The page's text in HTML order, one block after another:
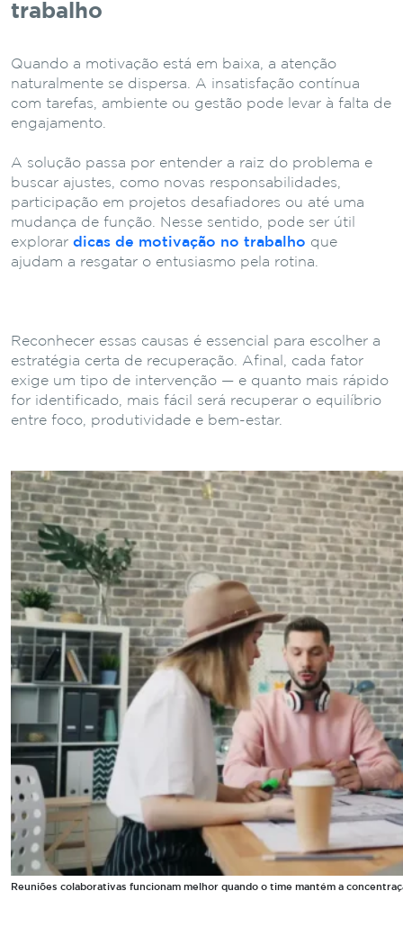
trabalho
Quando a motivação está em baixa, a atenção
naturalmente se dispersa. A insatisfação contínua
com tarefas, ambiente ou gestão pode levar à falta de
engajamento.
A solução passa por entender a raiz do problema e
buscar ajustes, como novas responsabilidades,
participação em projetos desafiadores ou até uma
mudança de função. Nesse sentido, pode ser útil
explorar dicas de motivação no trabalho que
ajudam a resgatar o entusiasmo pela rotina.
Reconhecer essas causas é essencial para escolher a
estratégia certa de recuperação. Afinal, cada fator
exige um tipo de intervenção — e quanto mais rápido
for identificado, mais fácil será recuperar o equilíbrio
entre foco, produtividade e bem-estar.
Reuniões colaborativas funcionam melhor quando o time mantém a